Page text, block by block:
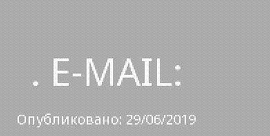
. E-MAIL:
Опубликовано: 29/06/2019